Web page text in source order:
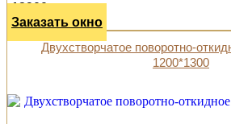
12900 р.
Заказать окно
Двухстворчатое поворотно-
1200*1300